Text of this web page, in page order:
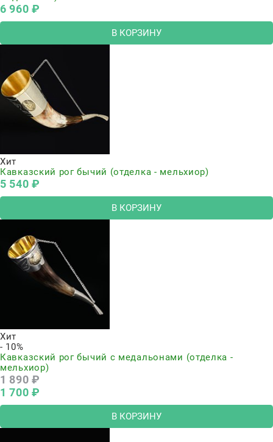
6 960 ₽
В КОРЗИНУ
Хит
Кавказский рог бычий (отделка - мельхиор)
5 540 ₽
В КОРЗИНУ
Хит
- 10%
Кавказский рог бычий с медальонами (отделка -
мельхиор)
1 890 ₽
1 700 ₽
В КОРЗИНУ